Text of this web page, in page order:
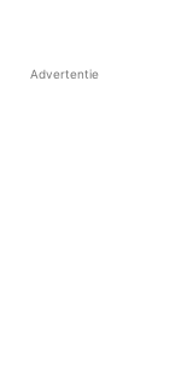
Advertentie